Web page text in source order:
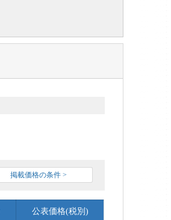
掲載価格の条件 >
公表価格(税別)